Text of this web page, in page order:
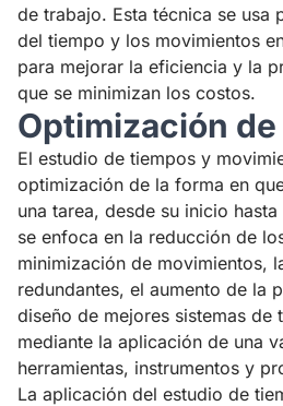
de trabajo. Esta técnica se usa
del tiempo y los movimientos
para mejorar la eficiencia y la
que se minimizan los costos.
Optimización
El estudio de tiempos y
optimización de la forma en
una tarea, desde su inicio
se enfoca en la reducción de
minimización de movimientos,
redundantes, el aumento de la
diseño de mejores sistemas de
mediante la aplicación de una
herramientas, instrumentos y
La aplicación del estudio de